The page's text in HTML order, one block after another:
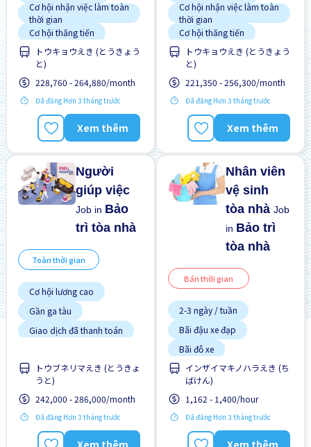
Cơ hội nhận việc làm toàn
thời gian
Cơ hội thăng tiến
Gần ga tàu
Giao dịch đã thanh toán
Ít hơn theo thời gian
Lao động người nước
ngoài
トウキョウえき (とうきょう
と)
228,760 - 264,880/month
Đã đăng Hơn 3 tháng trước
Xem thêm
Cơ hội nhận việc làm toàn
thời gian
Cơ hội thăng tiến
Gần ga tàu
Giao dịch đã thanh toán
Ít hơn theo thời gian
Lao động người nước
ngoài
トウキョウえき (とうきょう
と)
221,350 - 256,300/month
Đã đăng Hơn 3 tháng trước
Xem thêm
Người
giúp việc
Job in Bảo
trì tòa nhà
Toàn thời gian
Cơ hội lương cao
Gần ga tàu
Giao dịch đã thanh toán
Ít hơn theo thời gian
Không cần kinh nghiệm
Nâng cao
トウブネリマえき (とうきょ
うと)
242,000 - 286,000/month
Đã đăng Hơn 3 tháng trước
Xem thêm
Nhân viên
vệ sinh
tòa nhàJob
in Bảo trì
tòa nhà
Bán thời gian
2-3 ngày / tuần
Bãi đậu xe đạp
Bãi đỗ xe
Chuyển đổi WKND
Có bến xe buýt ở gần
Cơ hội lương cao
インザイマキノハラえき (ち
ばけん)
1,162 - 1,400/hour
Đã đăng Hơn 3 tháng trước
Xem thêm